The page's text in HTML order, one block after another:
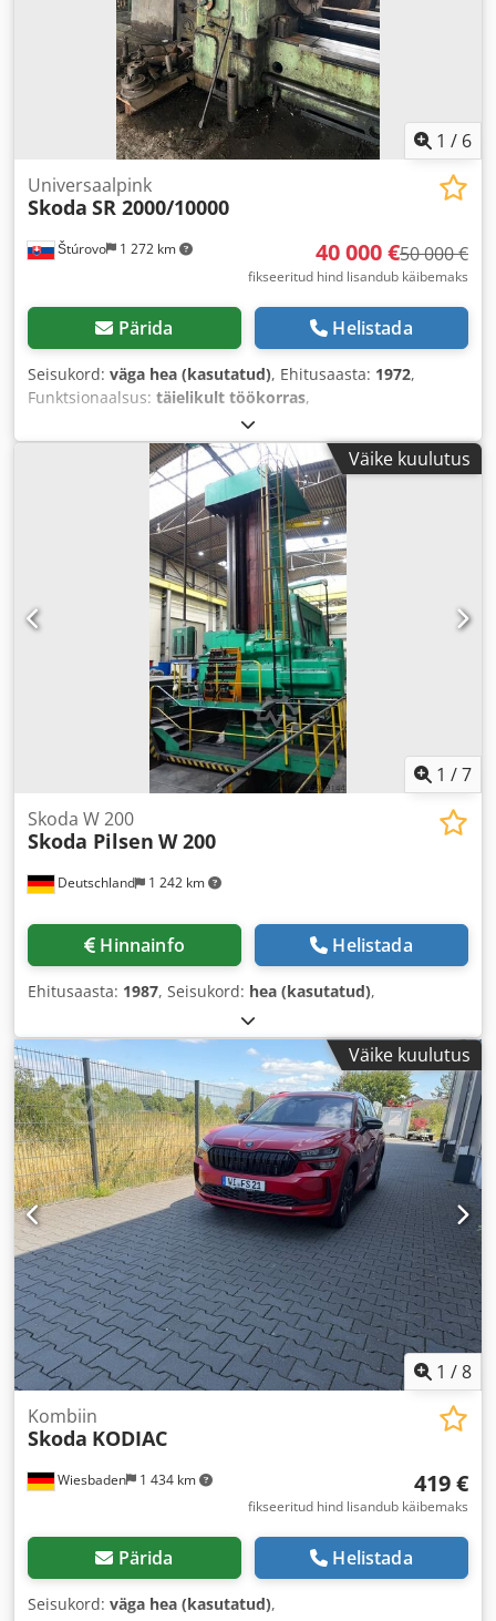
1 / 6
Štúrovo 1 272 km
Universaalpink
Skoda SR 2000/10000
40 000 €50 000 €
fikseeritud hind lisandub käibemaks
Pärida Helistada
Seisukord: väga hea (kasutatud), Ehitusaasta: 1972,
Funktsionaalsus: täielikult töökorras,
Väike kuulutus
1 /7
Deutschland 1 242 km
Skoda W 200
Skoda Pilsen W 200
Hinnainfo Helistada
Ehitusaasta: 1987, Seisukord: hea (kasutatud),
Väike kuulutus
1 /8
Wiesbaden 1 434 km
Kombiin
Skoda KODIAC
419 €
fikseeritud hind lisandub käibemaks
Pärida Helistada
Seisukord: väga hea (kasutatud),